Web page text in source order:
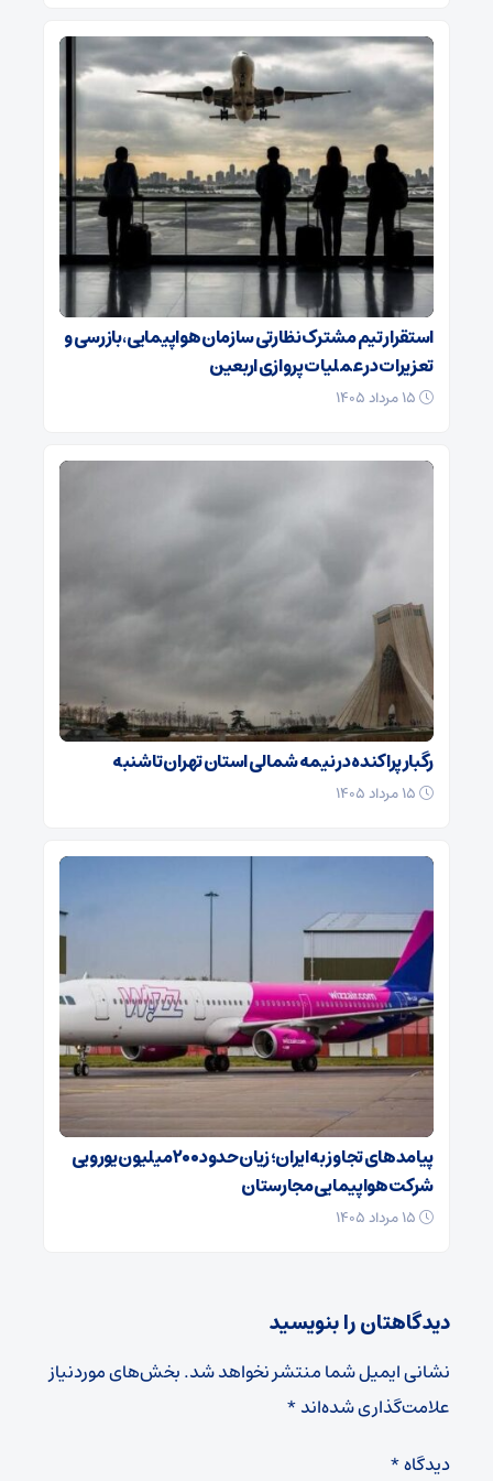
استقرار تیم مشترک نظارتی سازمان هواپیمایی، بازرسی و
تعزیرات در عملیات پروازی اربعین
رگبار پراکنده در نیمه شمالی استان تهران تا شنبه
پیامدهای تجاوز به ایران؛ زیان حدود ۲۰۰ میلیون یورویی
شرکت هواپیمایی مجارستان
دیدگاهتان را بنویسید
نشانی ایمیل شما منتشر نخواهد شد.بخش‌های موردنیاز
علامت‌گذاری شده‌اند*
دیدگاه*